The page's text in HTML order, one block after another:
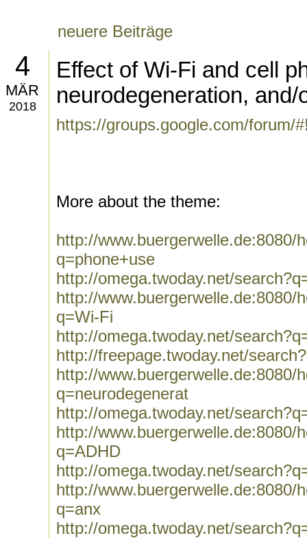
neuere Beiträge
4
MÄR
2018
Effect of Wi-Fi and cell
neurodegeneration, and/
https://groups.google.com/forum/
More about the theme:
http://www.buergerwelle.de:8080/
q=phone+use
http://omega.twoday.net/
http://www.buergerwelle.de:8080/
q=Wi-Fi
http://omega.twoday.net/
http://freepage.twoday.net/
http://www.buergerwelle.de:8080/
q=neurodegenerat
http://omega.twoday.net/
http://www.buergerwelle.de:8080/
q=ADHD
http://omega.twoday.net/
http://www.buergerwelle.de:8080/
q=anx
http://omega.twoday.net/